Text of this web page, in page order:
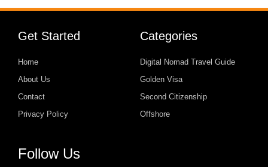
Get Started
Home
About Us
Contact
Privacy Policy
Categories
Digital Nomad Travel Guide
Golden Visa
Second Citizenship
Offshore
Follow Us